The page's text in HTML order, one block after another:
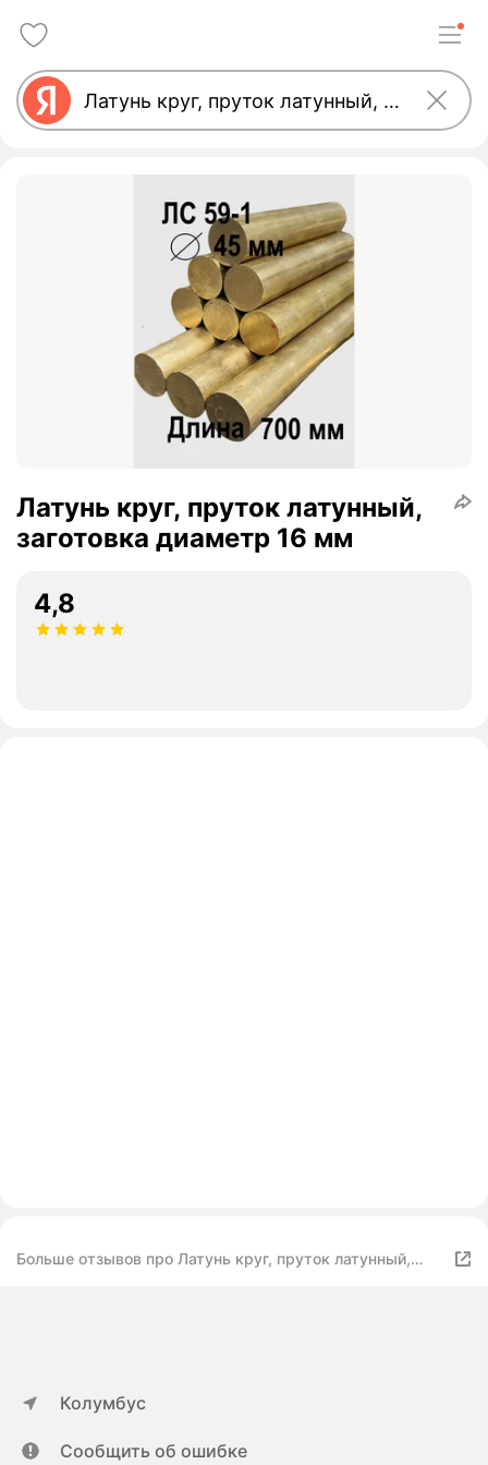
Латунь круг, пруток латунный,
заготовка диаметр 16 мм
4,8
Больше отзывов про Латунь круг, пруток латунный,
Колумбус
Сообщить об ошибке